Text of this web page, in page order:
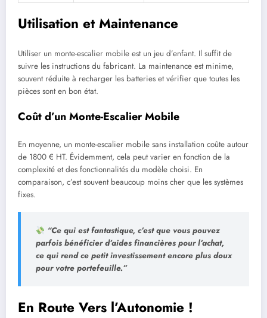
Utilisation et Maintenance
Utiliser un monte-escalier mobile est un jeu d’enfant. Il suffit de
suivre les instructions du fabricant. La maintenance est minime,
souvent réduite à recharger les batteries et vérifier que toutes les
pièces sont en bon état.
Coût d’un Monte-Escalier Mobile
En moyenne, un monte-escalier mobile sans installation coûte autour
de 1800 € HT. Évidemment, cela peut varier en fonction de la
complexité et des fonctionnalités du modèle choisi. En
comparaison, c’est souvent beaucoup moins cher que les systèmes
fixes.
“Ce qui est fantastique, c’est que vous pouvez
parfois bénéficier d’aides financières pour l’achat,
ce qui rend ce petit investissement encore plus doux
pour votre portefeuille.”
En Route Vers l’Autonomie !